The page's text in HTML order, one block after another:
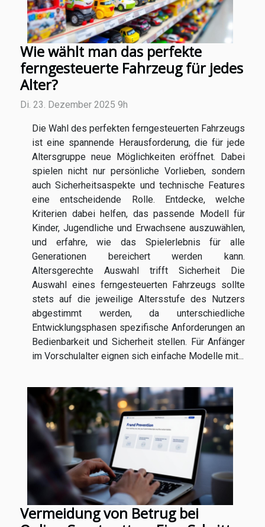
Wie wählt man das perfekte
ferngesteuerte Fahrzeug für jedes
Alter?
Di. 23. Dezember 2025 9h
Die Wahl des perfekten ferngesteuerten Fahrzeugs
ist eine spannende Herausforderung, die für jede
Altersgruppe neue Möglichkeiten eröffnet. Dabei
spielen nicht nur persönliche Vorlieben, sondern
auch Sicherheitsaspekte und technische Features
eine entscheidende Rolle. Entdecke, welche
Kriterien dabei helfen, das passende Modell für
Kinder, Jugendliche und Erwachsene auszuwählen,
und erfahre, wie das Spielerlebnis für alle
Generationen bereichert werden kann.
Altersgerechte Auswahl trifft Sicherheit Die
Auswahl eines ferngesteuerten Fahrzeugs sollte
stets auf die jeweilige Altersstufe des Nutzers
abgestimmt werden, da unterschiedliche
Entwicklungsphasen spezifische Anforderungen an
Bedienbarkeit und Sicherheit stellen. Für Anfänger
im Vorschulalter eignen sich einfache Modelle mit...
Vermeidung von Betrug bei